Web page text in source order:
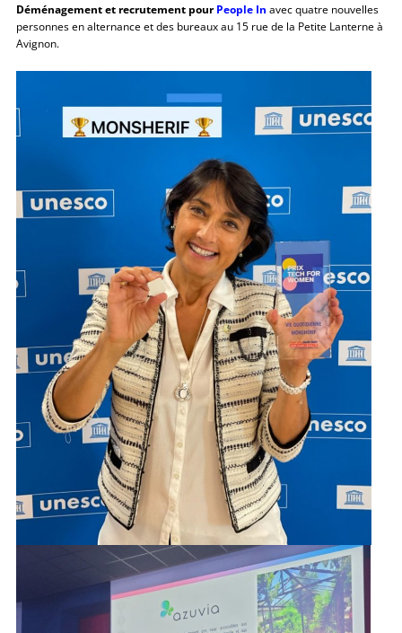
Déménagement et recrutement pourPeople In avec quatre nouvelles
personnes en alternance et des bureaux au 15 rue de la Petite Lanterne à
Avignon.